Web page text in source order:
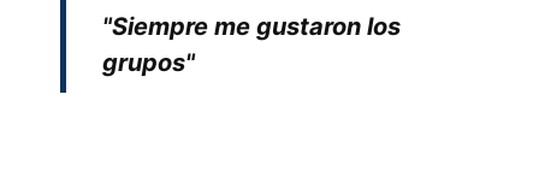
"Siempre me gustaron los
grupos"